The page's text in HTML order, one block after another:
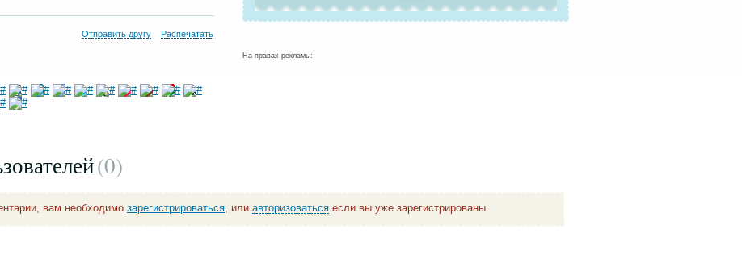
Отправить другу Распечатать
На правах рекламы:
(0)
вам необходимо зарегистрироваться, или авторизоваться если вы уже зарегистрированы.